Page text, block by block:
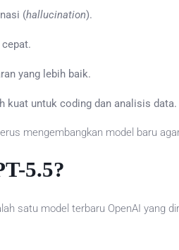
(hallucination).
yang lebih baik.
kuat untuk coding dan analisis data.
mengembangkan model baru
5.5?
satu model terbaru OpenAI yang